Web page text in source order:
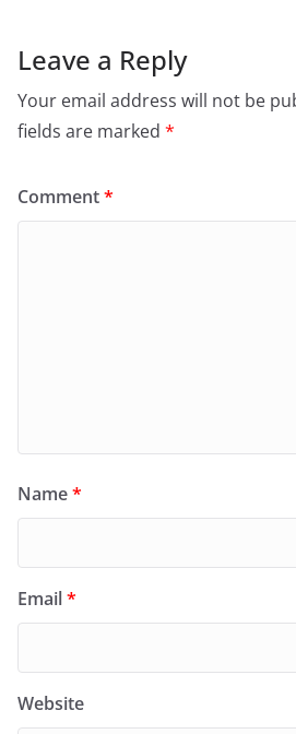
Leave a Reply
Your email address will not be
fields are marked *
Comment*
Name*
Email*
Website